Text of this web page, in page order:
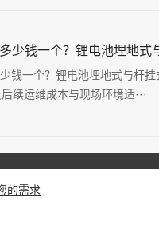
少钱一个？锂电池埋地式
钱一个？锂电池埋地式与杆挂
续运维成本与现场环境适···
的需求